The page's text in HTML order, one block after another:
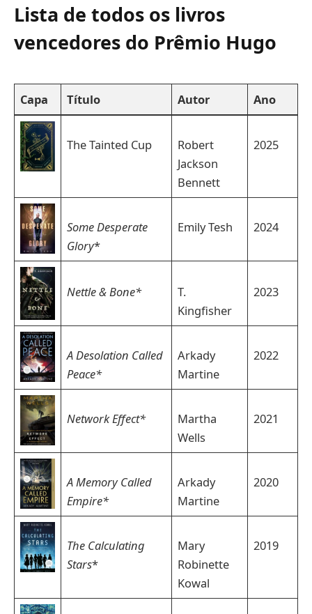
Lista de todos os livros
vencedores do Prêmio Hugo
Capa Título Autor Ano
The Tainted Cup
Robert
Jackson
Bennett
2025
Some Desperate
Glory*
Emily Tesh 2024
Nettle & Bone*
T.
Kingfisher
2023
A Desolation Called
Peace*
Arkady
Martine
2022
Network Effect*
Martha
Wells
2021
A Memory Called
Empire*
Arkady
Martine
2020
The Calculating
Stars*
Mary
Robinette
Kowal
2019